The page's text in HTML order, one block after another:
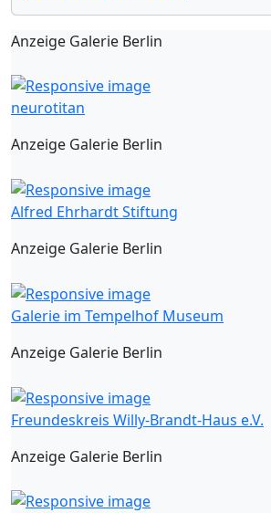
Anzeige Galerie Berlin
neurotitan
Anzeige Galerie Berlin
Alfred Ehrhardt Stiftung
Anzeige Galerie Berlin
Galerie im Tempelhof Museum
Anzeige Galerie Berlin
Freundeskreis Willy-Brandt-Haus e.V.
Anzeige Galerie Berlin